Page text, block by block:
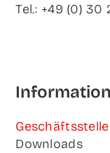
Tel.: +49 (0) 30
Geschäfts­stel­le
Down­loads